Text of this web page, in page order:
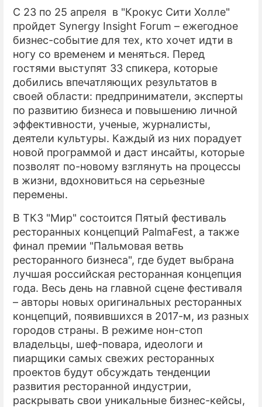
C 23 по 25 апреля в "Крокус Сити Холле"
пройдет Synergy Insight Forum – ежегодное
бизнес-событие для тех, кто хочет идти в
ногу со временем и меняться. Перед
гостями выступят 33 спикера, которые
добились впечатляющих результатов в
своей области: предприниматели, эксперты
по развитию бизнеса и повышению личной
эффективности, ученые, журналисты,
деятели культуры. Каждый из них порадует
новой программой и даст инсайты, которые
позволят по-новому взглянуть на процессы
в жизни, вдохновиться на серьезные
перемены.
В ТКЗ "Мир" состоится Пятый фестиваль
ресторанных концепций PalmaFest, а также
финал премии "Пальмовая ветвь
ресторанного бизнеса", где будет выбрана
лучшая российская ресторанная концепция
года. Весь день на главной сцене фестиваля
– авторы новых оригинальных ресторанных
концепций, появившихся в 2017-м, из разных
городов страны. В режиме нон-стоп
владельцы, шеф-повара, идеологи и
пиарщики самых свежих ресторанных
проектов будут обсуждать тенденции
развития ресторанной индустрии,
раскрывать свои уникальные бизнес-кейсы,